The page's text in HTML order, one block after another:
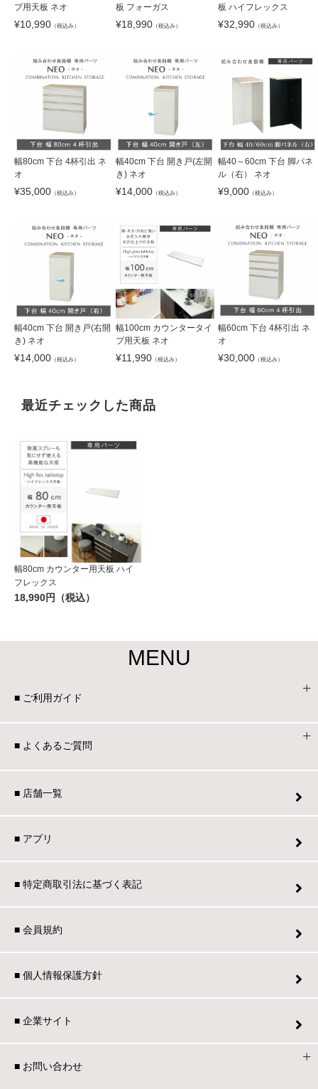
プ用天板 ネオ
¥10,990 （税込み）
板 フォーガス
¥18,990 （税込み）
板 ハイフレックス
¥32,990（税込み）
幅80cm 下台 4杯引出 ネ
オ
¥35,000 （税込み）
幅40cm 下台 開き戸(左開
き) ネオ
¥14,000 （税込み）
幅40～60cm 下台 脚パネ
ル（右） ネオ
¥9,000（税込み）
幅40cm 下台 開き戸(右開
き) ネオ
¥14,000 （税込み）
幅100cm カウンタータイ
プ用天板 ネオ
¥11,990 （税込み）
幅60cm 下台 4杯引出 ネ
オ
¥30,000（税込み）
最近チェックした商品
幅80cm カウンター用天板 ハイ
フレックス
18,990円（税込）
MENU
■ ご利用ガイド
■ よくあるご質問
■ 店舗一覧
■ アプリ
■ 特定商取引法に基づく表記
■ 会員規約
■ 個人情報保護方針
■ 企業サイト
■ お問い合わせ